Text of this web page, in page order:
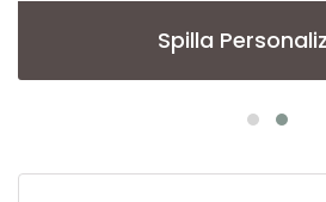
Spilla